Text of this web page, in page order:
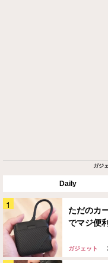
ガジ
Daily
ただのカ
でマジ便
ガジェット